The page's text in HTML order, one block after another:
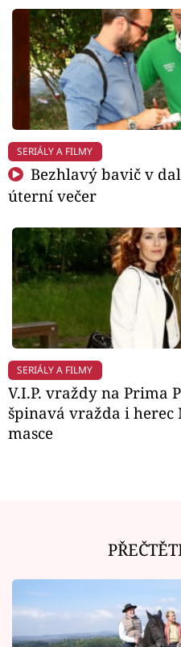
SERIÁLY A FILMY
Bezhlavý bavič v
úterní večer
SERIÁLY A FILMY
V.I.P. vraždy na Prima
špinavá vražda i herec
masce